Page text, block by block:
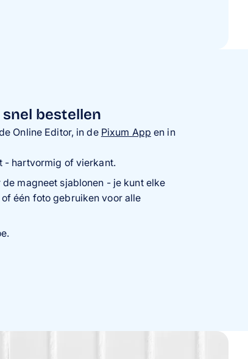
bestellen
Online Editor, in de Pixum App en in
- hartvormig of vierkant.
magneet sjablonen - je kunt elke
één foto gebruiken voor alle